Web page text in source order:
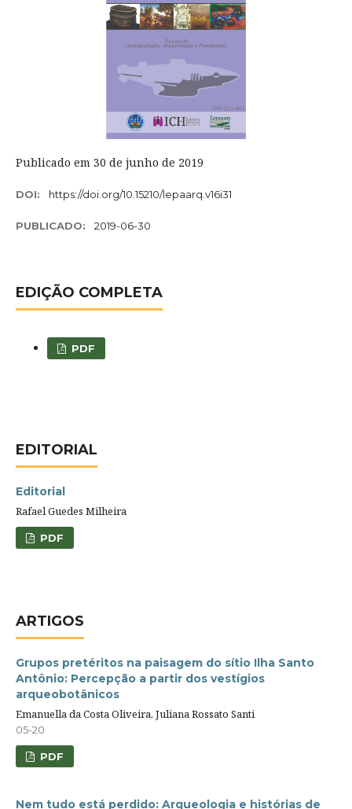
Publicado em 30 de junho de 2019
DOI: https://doi.org/10.15210/lepaarq.v16i31
PUBLICADO: 2019-06-30
EDIÇÃO COMPLETA
PDF
EDITORIAL
Editorial
Rafael Guedes Milheira
PDF
ARTIGOS
Grupos pretéritos na paisagem do sítio Ilha Santo
Antônio: Percepção a partir dos vestígios
arqueobotânicos
Emanuella da Costa Oliveira, Juliana Rossato Santi
05-20
PDF
Nem tudo está perdido: Arqueologia e histórias de